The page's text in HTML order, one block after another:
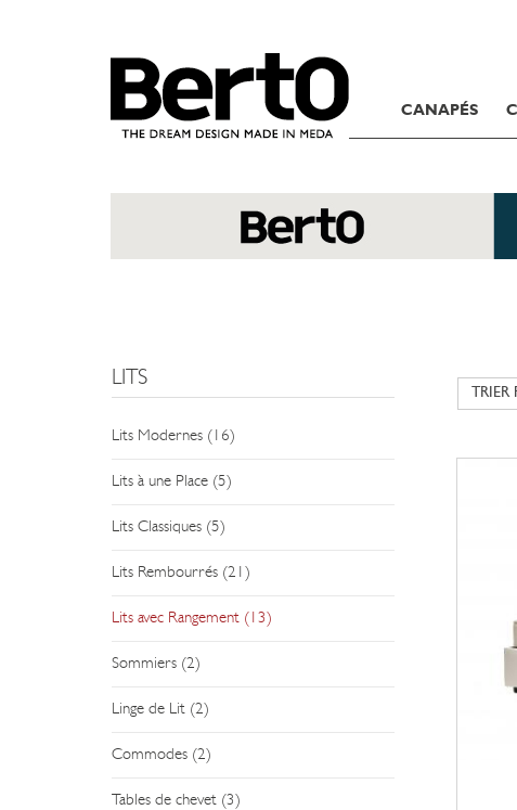
CANAPÉS
LITS
Lits Modernes (16)
Lits à une Place (5)
Lits Classiques (5)
Lits Rembourrés (21)
Lits avec Rangement (13)
Sommiers (2)
Linge de Lit (2)
Commodes (2)
Tables de chevet (3)